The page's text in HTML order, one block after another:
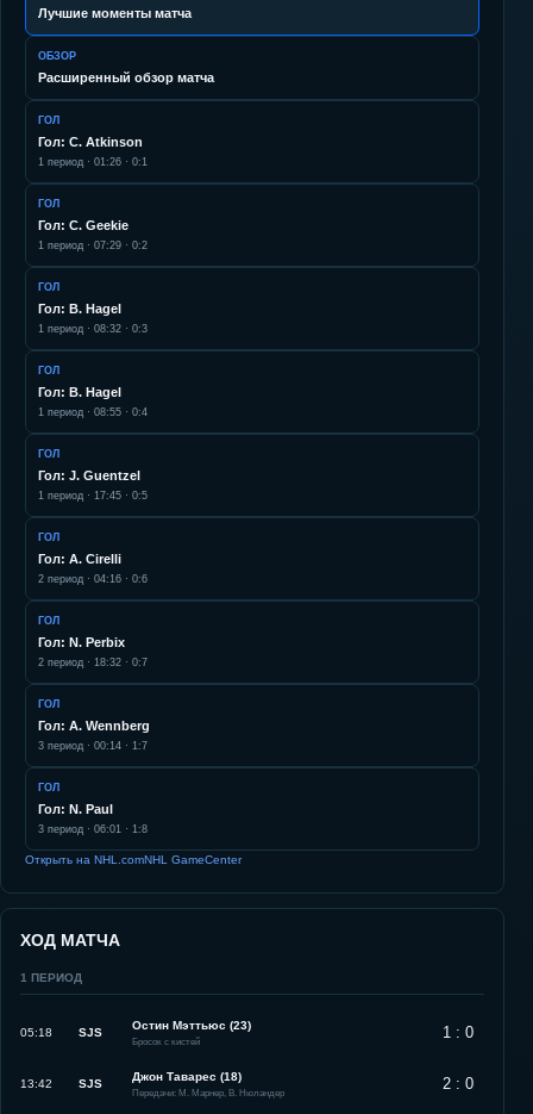
Лучшие моменты матча
ОБЗОР
Расширенный обзор матча
ГОЛ
Гол: C. Atkinson
1 период · 01:26 · 0:1
ГОЛ
Гол: C. Geekie
1 период · 07:29 · 0:2
ГОЛ
Гол: B. Hagel
1 период · 08:32 · 0:3
ГОЛ
Гол: B. Hagel
1 период · 08:55 · 0:4
ГОЛ
Гол: J. Guentzel
1 период · 17:45 · 0:5
ГОЛ
Гол: A. Cirelli
2 период · 04:16 · 0:6
ГОЛ
Гол: N. Perbix
2 период · 18:32 · 0:7
ГОЛ
Гол: A. Wennberg
3 период · 00:14 · 1:7
ГОЛ
Гол: N. Paul
3 период · 06:01 · 1:8
Открыть на NHL.comNHL GameCenter
ХОД МАТЧА
1 ПЕРИОД
05:18 SJS
Остин Мэттьюс (23)
Бросок с кистей 1 : 0
13:42 SJS
Джон Таварес (18)
Передачи: М. Марнер, В. Нюландер 2 : 0